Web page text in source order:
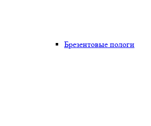
Брезентовые пологи